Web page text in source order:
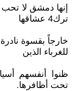
إنها دمشق لا تحب
ترك4 عشاقها
خارجاً بقسوة
للغرباء الذين
ظنوا أنفسهم
تحت أظافرها.‏‏‏‏‏